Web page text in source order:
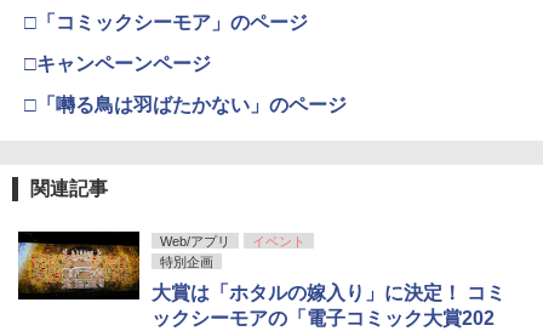
□「コミックシーモア」のページ
□キャンペーンページ
□「囀る鳥は羽ばたかない」のページ
関連記事
Web/アプリ
イベント
特別企画
大賞は「ホタルの嫁入り」に決定！ コミ
ックシーモアの「電子コミック大賞202